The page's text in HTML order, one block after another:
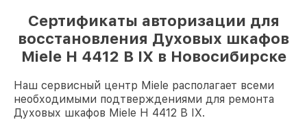
Сертификаты авторизации для
восстановления Духовых шкафов
Miele H 4412 B IX в Новосибирске
Наш сервисный центр Miele располагает всеми
необходимыми подтверждениями для ремонта
Духовых шкафов Miele H 4412 B IX.